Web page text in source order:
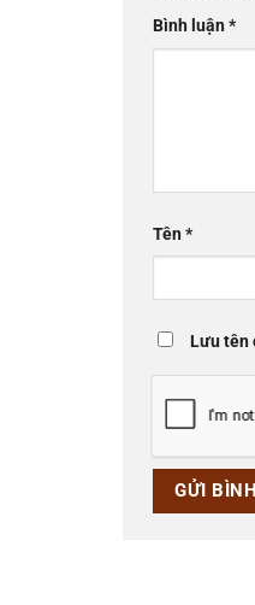
Bình luận*
Tên*
Lưu tên